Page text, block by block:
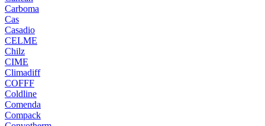
Carboma
Cas
Casadio
CELME
Chilz
CIME
Climadiff
COFFF
Coldline
Comenda
Compack